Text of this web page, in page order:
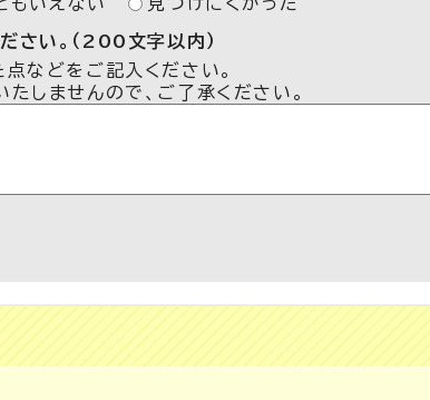
さい。（200文字以内）
などをご記入ください。
しませんので、ご了承ください。